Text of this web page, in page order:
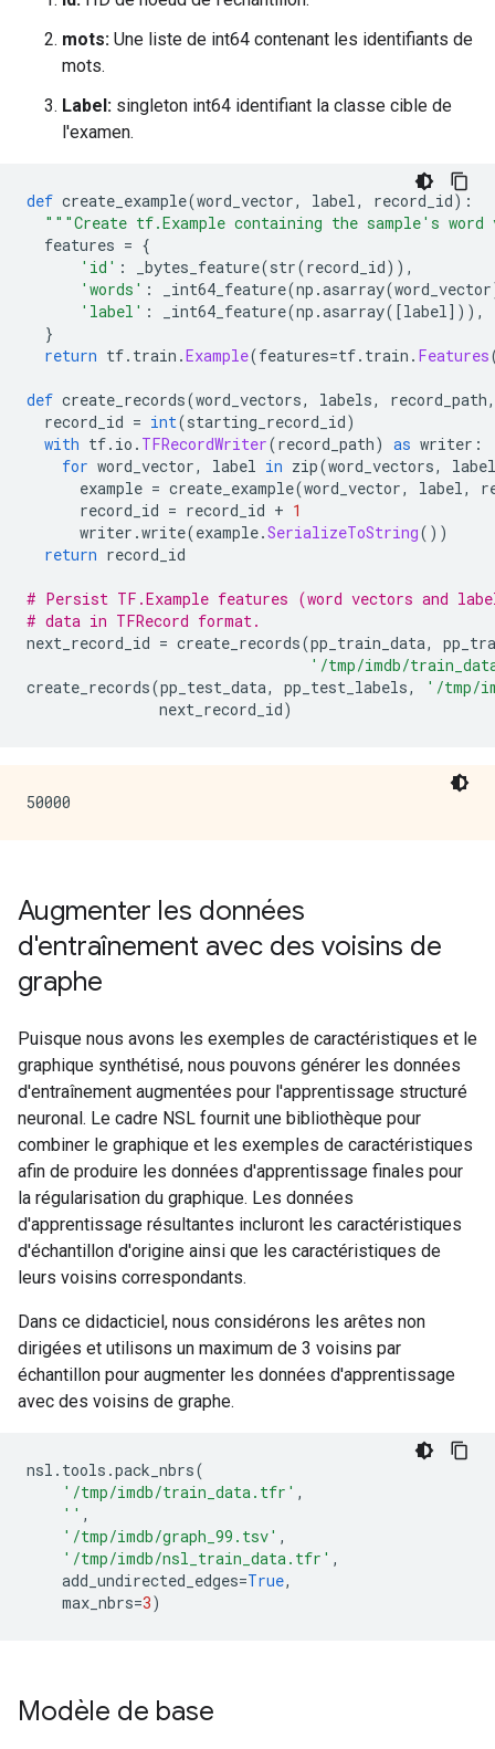
mots: Une liste de int64 contenant les identifiants de
mots.
Label: singleton int64 identifiant la classe cible de
l'examen.
def create_example(word_vector, label, record_id):
"""Create tf.Example containing the sample's
features = {
'id' : _bytes_feature(str(record_id)),
'words' : _int64_feature(np .asarray(word_vector
'label' : _int64_feature(np .asarray([label])),
}
return tf. train .Example(features=tf. train . Features
def create_records(word_vectors, labels, record_path,
record_id = int(starting_record_id)
with tf. io . TFRecordWriter(record_path) as writer :
for word_vector, label in zip(word_vectors,
example = create_example(word_vector, label,
record_id = record_id + 1
writer .write(example.SerializeToString())
return record_id
# Persist TF.Example features (word vectors and
# data in TFRecord format.
next_record_id = create_records(pp_train_data,
'/tmp/imdb/
create_records(pp_test_data, pp_test_labels,
'/tmp/
next_record_id)
Augmenter les données
d'entraînement avec des voisins de
graphe
Puisque nous avons les exemples de caractéristiques et le
graphique synthétisé, nous pouvons générer les données
d'entraînement augmentées pour l'apprentissage structuré
neuronal. Le cadre NSL fournit une bibliothèque pour
combiner le graphique et les exemples de caractéristiques
afin de produire les données d'apprentissage finales pour
la régularisation du graphique. Les données
d'apprentissage résultantes incluront les caractéristiques
d'échantillon d'origine ainsi que les caractéristiques de
leurs voisins correspondants.
Dans ce didacticiel, nous considérons les arêtes non
dirigées et utilisons un maximum de 3 voisins par
échantillon pour augmenter les données d'apprentissage
avec des voisins de graphe.
nsl . tools .pack_nbrs(
'/tmp/imdb/train_data.tfr' ,
'' ,
'/tmp/imdb/graph_99.tsv' ,
'/tmp/imdb/nsl_train_data.tfr' ,
add_undirected_edges=True,
max_nbrs=3)
Modèle de base